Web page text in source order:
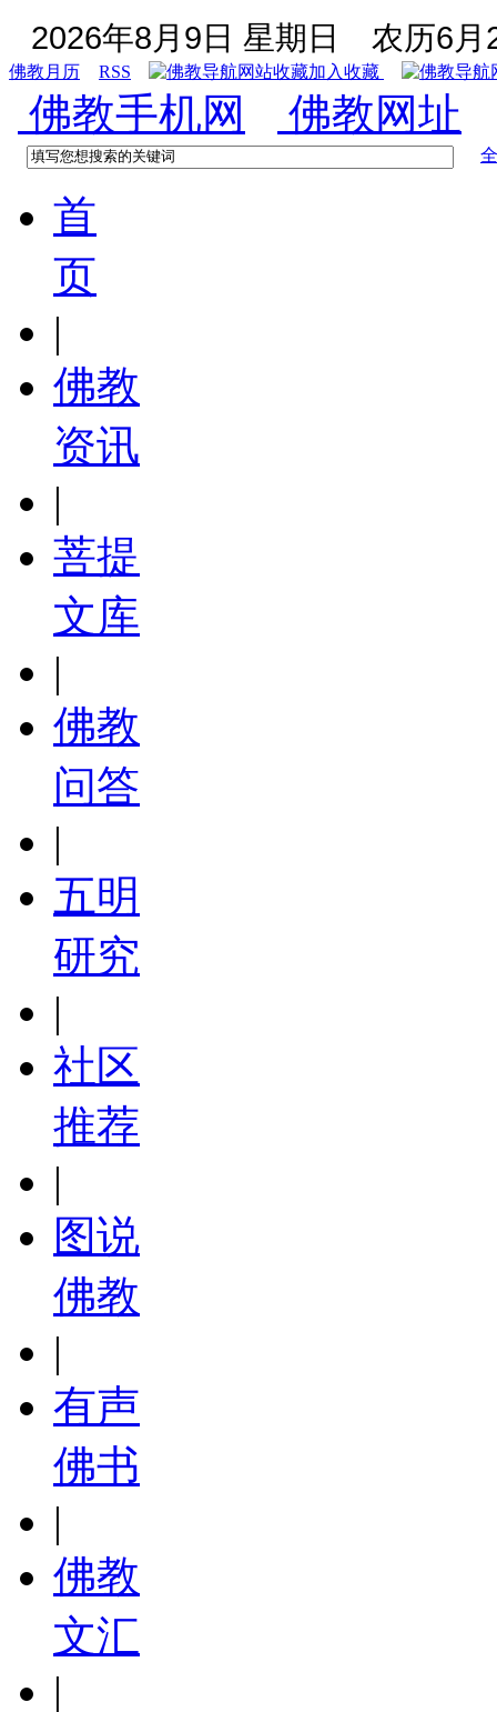
2026年8月9日 星期日 农历6月
佛教月历 RSS 加入收藏
佛教手机网 佛教网址
首
页
|
佛教
资讯
|
菩提
文库
|
佛教
问答
|
五明
研究
|
社区
推荐
|
图说
佛教
|
有声
佛书
|
佛教
文汇
|